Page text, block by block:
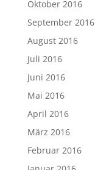
Oktober 2016
September 2016
August 2016
Juli 2016
Juni 2016
Mai 2016
April 2016
März 2016
Februar 2016